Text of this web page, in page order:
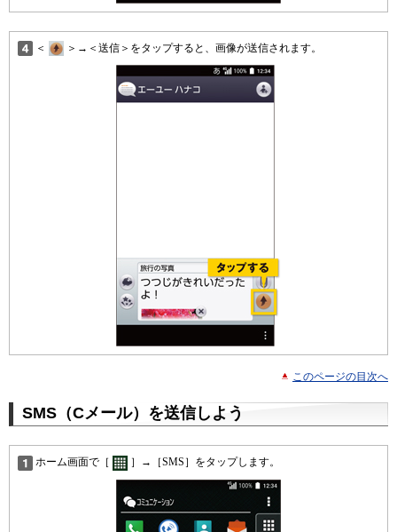
＜ ＞→＜送信＞をタップすると、画像が送信されます。
このページの目次へ
SMS（Cメール）を送信しよう
ホーム画面で［ ］→［SMS］をタップします。